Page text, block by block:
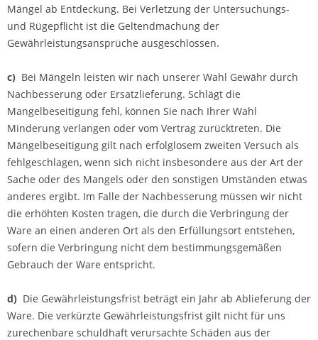
Mängel ab Entdeckung. Bei Verletzung der Untersuchungs-
und Rügepflicht ist die Geltendmachung der
Gewährleistungsansprüche ausgeschlossen.
c) Bei Mängeln leisten wir nach unserer Wahl Gewähr durch
Nachbesserung oder Ersatzlieferung. Schlägt die
Mangelbeseitigung fehl, können Sie nach Ihrer Wahl
Minderung verlangen oder vom Vertrag zurücktreten. Die
Mängelbeseitigung gilt nach erfolglosem zweiten Versuch als
fehlgeschlagen, wenn sich nicht insbesondere aus der Art der
Sache oder des Mangels oder den sonstigen Umständen etwas
anderes ergibt. Im Falle der Nachbesserung müssen wir nicht
die erhöhten Kosten tragen, die durch die Verbringung der
Ware an einen anderen Ort als den Erfüllungsort entstehen,
sofern die Verbringung nicht dem bestimmungsgemäßen
Gebrauch der Ware entspricht.
d) Die Gewährleistungsfrist beträgt ein Jahr ab Ablieferung der
Ware. Die verkürzte Gewährleistungsfrist gilt nicht für uns
zurechenbare schuldhaft verursachte Schäden aus der